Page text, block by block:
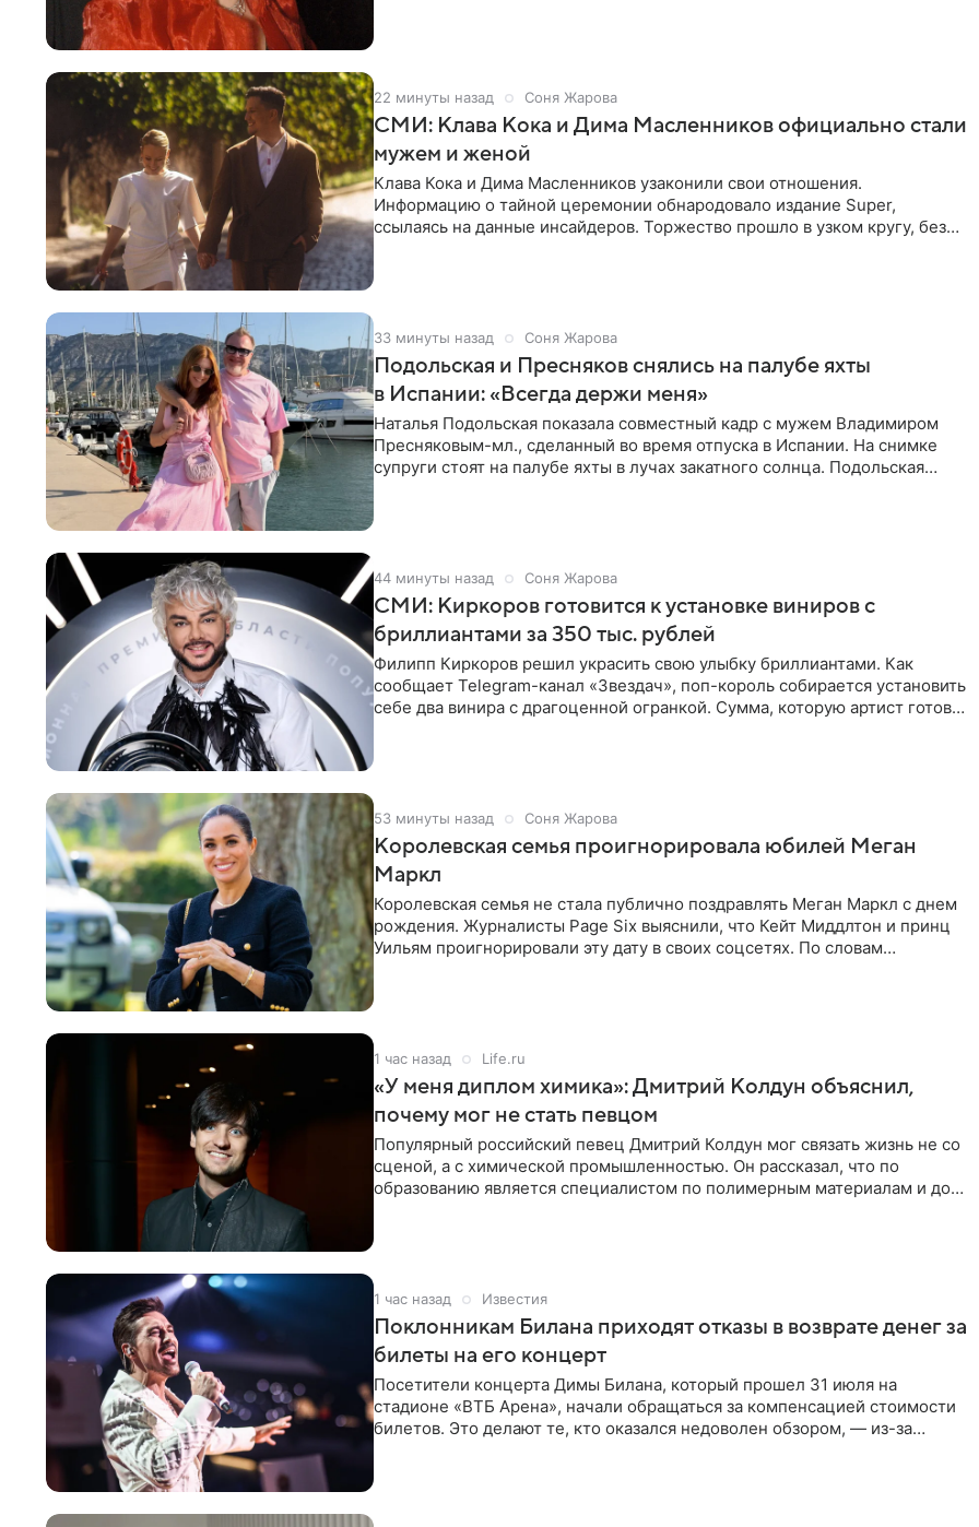
22 минуты назад Соня Жарова
СМИ: Клава Кока и Дима Масленников официально стали
мужем и женой
Клава Кока и Дима Масленников узаконили свои отношения.
Информацию о тайной церемонии обнародовало издание Super,
ссылаясь на данные инсайдеров. Торжество прошло в узком кругу, без
33 минуты назад Соня Жарова
Подольская и Пресняков снялись на палубе яхты
в Испании: «Всегда держи меня»
Наталья Подольская показала совместный кадр с мужем Владимиром
Пресняковым-мл., сделанный во время отпуска в Испании. На снимке
супруги стоят на палубе яхты в лучах закатного солнца. Подольская
44 минуты назад Соня Жарова
СМИ: Киркоров готовится к установке виниров с
бриллиантами за 350 тыс. рублей
Филипп Киркоров решил украсить свою улыбку бриллиантами. Как
сообщает Telegram-канал «Звездач», поп-король собирается установить
себе два винира с драгоценной огранкой. Сумма, которую артист готов
53 минуты назад Соня Жарова
Королевская семья проигнорировала юбилей Меган
Маркл
Королевская семья не стала публично поздравлять Меган Маркл с днем
рождения. Журналисты Page Six выяснили, что Кейт Миддлтон и принц
Уильям проигнорировали эту дату в своих соцсетях. По словам
1 час назад Life.ru
«У меня диплом химика»: Дмитрий Колдун объяснил,
почему мог не стать певцом
Популярный российский певец Дмитрий Колдун мог связать жизнь не со
сценой, а с химической промышленностью. Он рассказал, что по
образованию является специалистом по полимерным материалам и до
1 час назад Известия
Поклонникам Билана приходят отказы в возврате денег за
билеты на его концерт
Посетители концерта Димы Билана, который прошел 31 июля на
стадионе «ВТБ Арена», начали обращаться за компенсацией стоимости
билетов. Это делают те, кто оказался недоволен обзором, — из-за